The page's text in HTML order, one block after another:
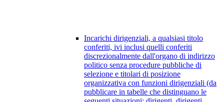
Incarichi dirigenziali, a qualsiasi titolo
conferiti, ivi inclusi quelli conferiti
discrezionalmente dall'organo di indirizzo
politico senza procedure pubbliche di
selezione e titolari di posizione
organizzativa con funzioni dirigenziali (da
pubblicare in tabelle che distinguano le